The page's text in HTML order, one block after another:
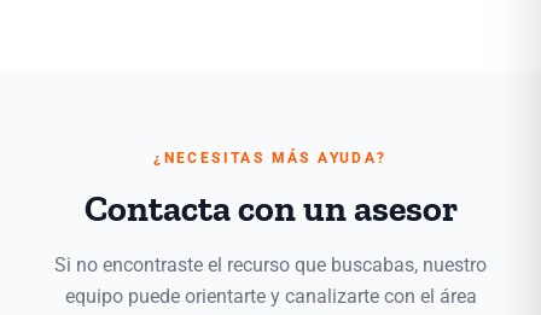
¿NECESITAS MÁS AYUDA?
Contacta con un asesor
Si no encontraste el recurso que buscabas, nuestro
equipo puede orientarte y canalizarte con el área